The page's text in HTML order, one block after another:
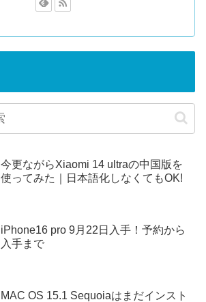
今更ながらXiaomi 14 ultraの中国版を
使ってみた｜日本語化しなくてもOK!
iPhone16 pro 9月22日入手！予約から
入手まで
MAC OS 15.1 Sequoiaはまだインスト